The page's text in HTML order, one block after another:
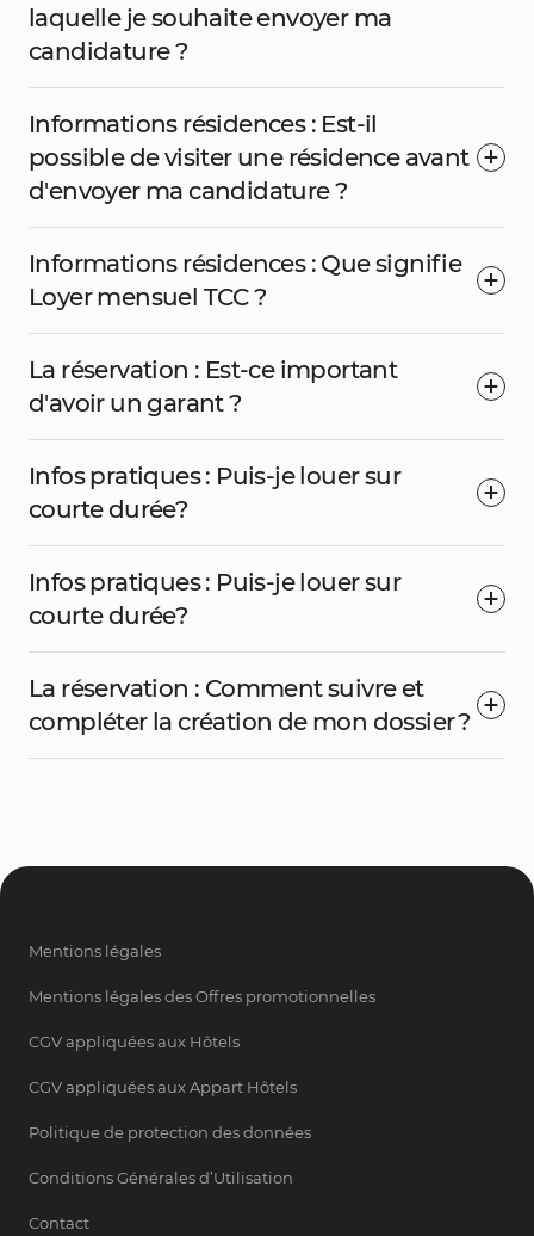
laquelle je souhaite envoyer ma
candidature ?
Informations résidences : Est-il
possible de visiter une résidence avant
d'envoyer ma candidature ?
Informations résidences : Que signifie
Loyer mensuel TCC ?
La réservation : Est-ce important
d'avoir un garant ?
Infos pratiques : Puis-je louer sur
courte durée?
Infos pratiques : Puis-je louer sur
courte durée?
La réservation : Comment suivre et
compléter la création de mon dossier ?
Mentions légales
Mentions légales des Offres promotionnelles
CGV appliquées aux Hôtels
CGV appliquées aux Appart Hôtels
Politique de protection des données
Conditions Générales d’Utilisation
Contact